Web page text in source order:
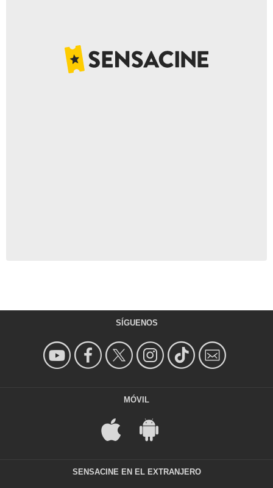
SÍGUENOS
MÓVIL
SENSACINE EN EL EXTRANJERO